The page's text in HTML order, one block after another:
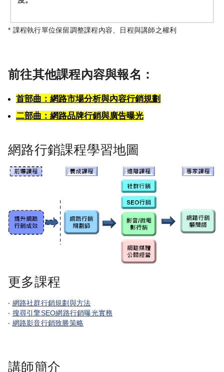
* 課程執行單位保留調整課程內容、日程與講師之權利
前往其他課程內容與報名：
首部曲：網路市場分析與內容行銷規劃
二部曲：網路品牌行銷與廣告曝光
網路行銷課程學習地圖
更多課程
‧ 網路社群行銷規劃與方法
‧ 搜尋引擎SEO網路行銷曝光實務
‧ 網路影音行銷致勝策略
講師簡介